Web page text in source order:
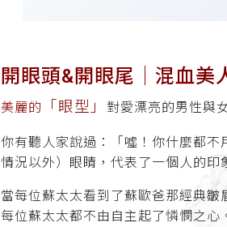
開眼頭&開眼尾│混血美
美麗的 「眼型」 對愛漂亮的男性與
你有聽人家說過：「噓！你什麼都
情況以外）眼睛，代表了一個人的印
當每位蘇太太看到了蘇歐爸那經典
每位蘇太太都不由自主起了憐憫之心